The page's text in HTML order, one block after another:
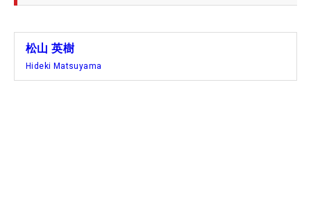
松山 英樹
Hideki Matsuyama